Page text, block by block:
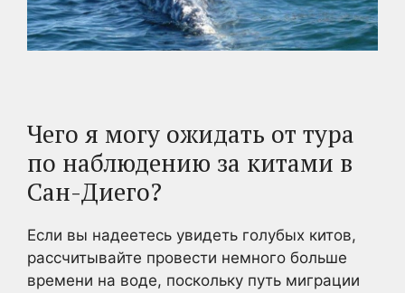
Чего я могу ожидать от тура
по наблюдению за китами в
Сан-Диего?
Если вы надеетесь увидеть голубых китов,
рассчитывайте провести немного больше
времени на воде, поскольку путь миграции